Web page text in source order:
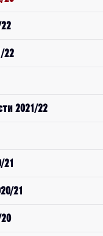
22
2021/22
21
21